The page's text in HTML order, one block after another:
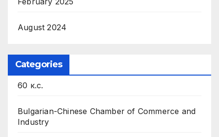
August 2024
Categories
60 к.с.
Bulgarian-Chinese Chamber of Commerce and
Industry